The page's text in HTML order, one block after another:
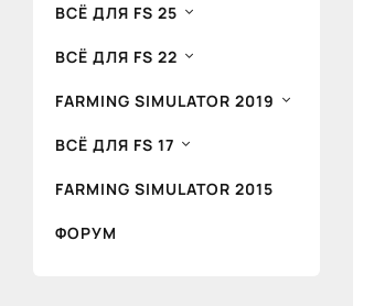
ВСЁ ДЛЯ FS 25
ВСЁ ДЛЯ FS 22
FARMING SIMULATOR 2019
ВСЁ ДЛЯ FS 17
FARMING SIMULATOR 2015
ФОРУМ